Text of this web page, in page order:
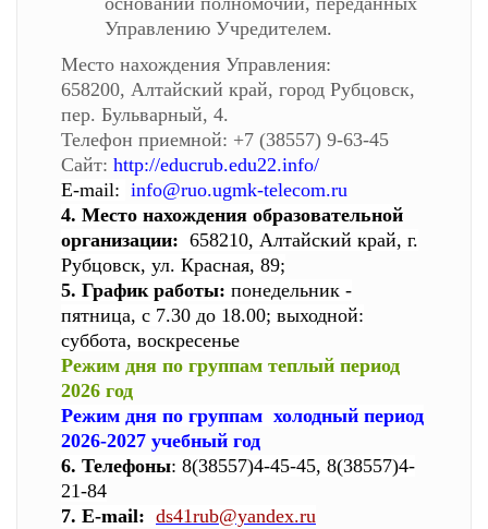
Управлению Учредителем.
Место нахождения Управления:
658200, Алтайский край, город Рубцовск,
пер. Бульварный, 4.
Телефон приемной: +7 (38557) 9-63-45
Сайт: http://educrub.edu22.info/
E-mail: info@ruo.ugmk-telecom.ru
4. Место нахождения образовательной
организации: 658210, Алтайский край, г.
Рубцовск, ул. Красная, 89;
5. График работы: понедельник -
пятница, с 7.30 до 18.00; выходной:
суббота, воскресенье
Режим дня по группам теплый период
2026 год
Режим дня по группам холодный период
2026-2027 учебный год
6. Телефоны: 8(38557)4-45-45, 8(38557)4-
21-84
7. E-mail: ds41rub@yandex.ru